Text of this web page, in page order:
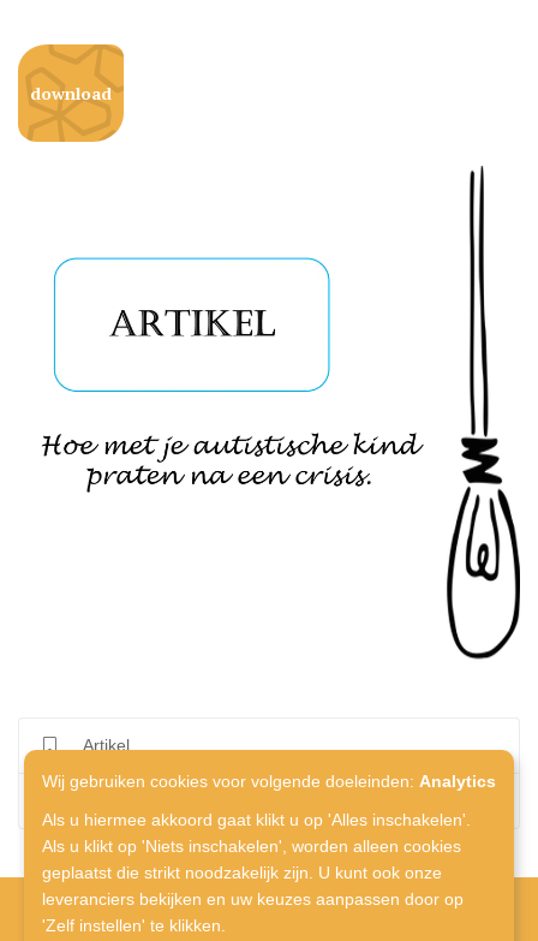
Wij gebruiken cookies voor volgende doeleinden: Analytics
Als u hiermee akkoord gaat klikt u op 'Alles inschakelen'.
Als u klikt op 'Niets inschakelen', worden alleen cookies
geplaatst die strikt noodzakelijk zijn. U kunt ook onze
leveranciers bekijken en uw keuzes aanpassen door op
'Zelf instellen' te klikken.
download
Artikel